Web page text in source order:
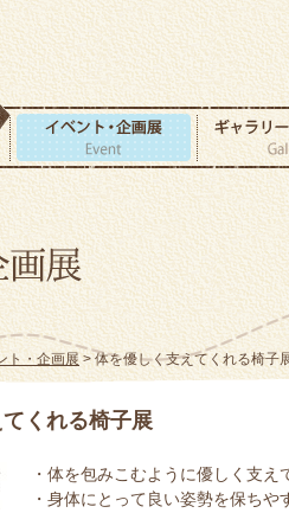
ト・企画展> 体を優しく支えてくれる椅子
くれる椅子展
・体を包みこむように優しく支え
・身体にとって良い姿勢を保ちや